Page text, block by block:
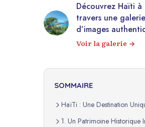
une galerie
authentiques.
10 000+
droits sur
Explorez
d’images
SOMMAIRE
HaïTi : Une Destination
1. Un Patrimoine Historique